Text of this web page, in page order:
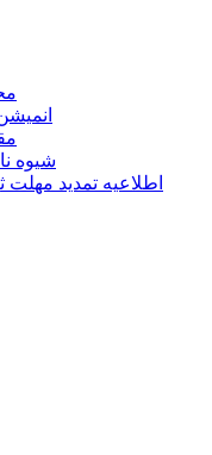
شیوه
اطلاعیه تمدید